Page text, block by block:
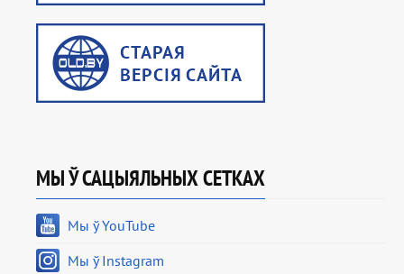
МЫ Ў САЦЫЯЛЬНЫХ СЕТКАХ
Мы ў YouTube
Мы ў Instagram